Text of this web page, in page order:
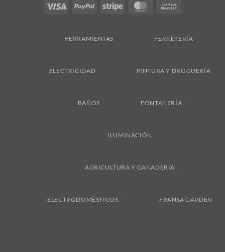
Visa PayPal Stripe MasterCard
HERRAMIENTAS FERRETERÍA
ELECTRICIDAD PINTURA Y DROGUERÍA
BAÑOS FONTANERÍA
ILUMINACIÓN
AGRICULTURA Y GANADERÍA
ELECTRODOMÉSTICOS FRANSA GARDEN